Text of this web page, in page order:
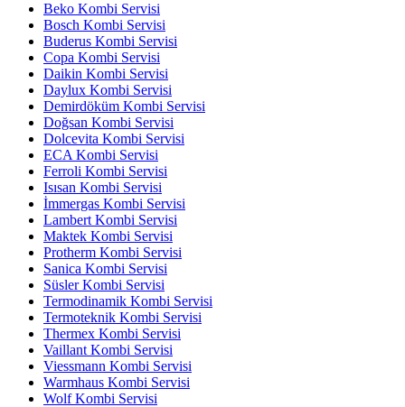
Beko Kombi Servisi
Bosch Kombi Servisi
Buderus Kombi Servisi
Copa Kombi Servisi
Daikin Kombi Servisi
Daylux Kombi Servisi
Demirdöküm Kombi Servisi
Doğsan Kombi Servisi
Dolcevita Kombi Servisi
ECA Kombi Servisi
Ferroli Kombi Servisi
Isısan Kombi Servisi
İmmergas Kombi Servisi
Lambert Kombi Servisi
Maktek Kombi Servisi
Protherm Kombi Servisi
Sanica Kombi Servisi
Süsler Kombi Servisi
Termodinamik Kombi Servisi
Termoteknik Kombi Servisi
Thermex Kombi Servisi
Vaillant Kombi Servisi
Viessmann Kombi Servisi
Warmhaus Kombi Servisi
Wolf Kombi Servisi